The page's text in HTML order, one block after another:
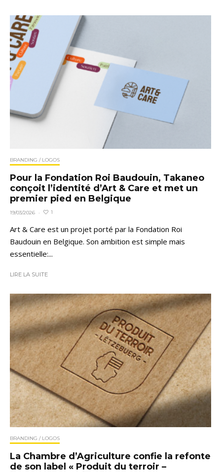
BRANDING / LOGOS
Pour la Fondation Roi Baudouin, Takaneo
conçoit l’identité d’Art & Care et met un
premier pied en Belgique
19/03/2026 · 1
Art & Care est un projet porté par la Fondation Roi
Baudouin en Belgique. Son ambition est simple mais
essentielle:...
LIRE LA SUITE
BRANDING / LOGOS
La Chambre d’Agriculture confie la refonte
de son label « Produit du terroir –